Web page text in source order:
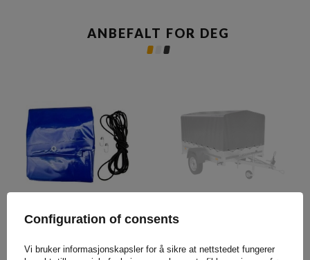
ANBEFALT FOR DEG
dekkepresenning for
tilhenger blå 264x150 cm
2615
UNITRAILER presenning for
Configuration of consents
Vi bruker informasjonskapsler for å sikre at nettstedet fungerer